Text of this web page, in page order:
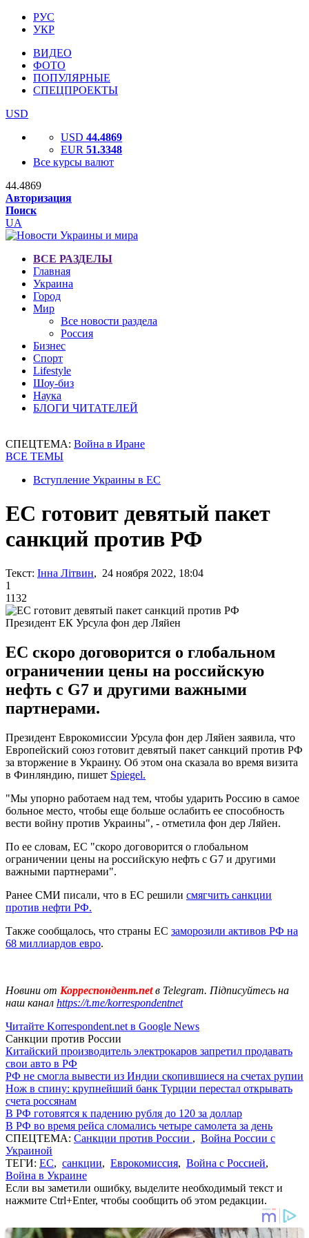
РУС
УКР
ВИДЕО
ФОТО
ПОПУЛЯРНЫЕ
СПЕЦПРОЕКТЫ
USD
USD 44.4869
EUR 51.3348
Все курсы валют
44.4869
Авторизация
Поиск
UA
ВСЕ РАЗДЕЛЫ
Главная
Украина
Город
Мир
Все новости раздела
Россия
Бизнес
Спорт
Lifestyle
Шоу-биз
Наука
БЛОГИ ЧИТАТЕЛЕЙ
СПЕЦТЕМА: Война в Иране
ВСЕ ТЕМЫ
Вступление Украины в ЕС
ЕС готовит девятый пакет
санкций против РФ
Текст: Інна Літвин, 24 ноября 2022, 18:04
1
1132
Президент ЕК Урсула фон дер Ляйен
ЕС скоро договорится о глобальном
ограничении цены на российскую
нефть с G7 и другими важными
партнерами.
Президент Еврокомиссии Урсула фон дер Ляйен заявила, что
Европейский союз готовит девятый пакет санкций против РФ
за вторжение в Украину. Об этом она сказала во время визита
в Финляндию, пишет Spiegel.
"Мы упорно работаем над тем, чтобы ударить Россию в самое
больное место, чтобы еще больше ослабить ее способность
вести войну против Украины", - отметила фон дер Ляйен.
По ее словам, ЕС "скоро договорится о глобальном
ограничении цены на российскую нефть с G7 и другими
важными партнерами".
Ранее СМИ писали, что в ЕС решили смягчить санкции
против нефти РФ.
Также сообщалось, что страны ЕС заморозили активов РФ на
68 миллиардов евро.
Новини от Корреспондент.netв Telegram. Підписуйтесь на
наш канал https://t.me/korrespondentnet
Читайте Korrespondent.net в Google News
Санкции против России
Китайский производитель электрокаров запретил продавать
свои авто в РФ
РФ не смогла вывести из Индии скопившиеся на счетах рупии
Нож в спину: крупнейший банк Турции перестал открывать
счета россянам
В РФ готовятся к падению рубля до 120 за доллар
В РФ во время рейса сломались четыре самолета за день
СПЕЦТЕМА: Санкции против России , Война России с
Украиной
ТЕГИ: ЕС, санкции, Еврокомиссия, Война с Россией,
Война в Украине
Если вы заметили ошибку, выделите необходимый текст и
нажмите Ctrl+Enter, чтобы сообщить об этом редакции.